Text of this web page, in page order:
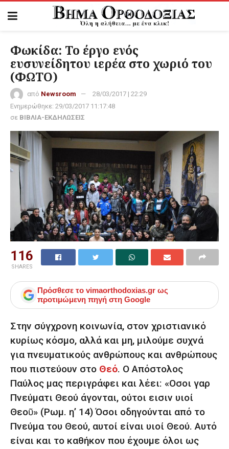
Φωκίδα: Το έργο ενός
ευσυνείδητου ιερέα στο χωριό του
(ΦΩΤΟ)
από Newsroom
28/03/2017 | 22:29
Ενημερώθηκε: 29/03/2017 11:17:48
σε ΒΙΒΛΙΑ-ΕΚΔΗΛΩΣΕΙΣ
116
SHARES
Πρόσθεσε το vimaorthodoxias.gr ως
προτιμώμενη πηγή στη Google
Στην σύγχρονη κοινωνία, στον χριστιανικό
κυρίως κόσμο, αλλά και μη, μιλούμε συχνά
για πνευματικούς ανθρώπους και ανθρώπους
που πιστεύουν στο Θεό. Ο Απόστολος
Παύλος μας περιγράφει και λέει: «Οσοι γαρ
Πνεύματι Θεού άγονται, ούτοι εισιν υιοί
Θεοῦ» (Ρωμ. η’ 14) Όσοι οδηγούνται από το
Πνεύμα του Θεού, αυτοί είναι υιοί Θεού. Αυτό
είναι και το καθήκον που έχουμε όλοι ως